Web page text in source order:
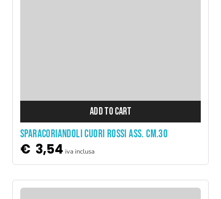
ADD TO CART
Sparacoriandoli cuori rossi ass. cm.30
€ 3,54 iva inclusa